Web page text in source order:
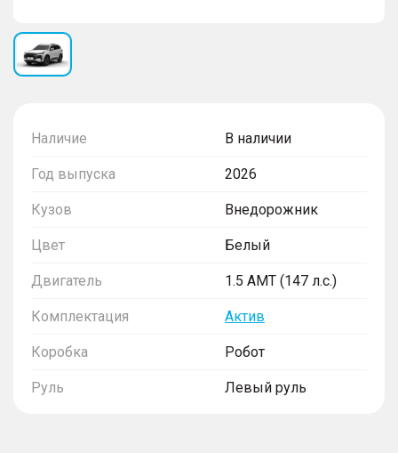
Наличие В наличии
Год выпуска 2026
Кузов Внедорожник
Цвет Белый
Двигатель 1.5 AMT (147 л.с.)
Комплектация Актив
Коробка Робот
Руль Левый руль